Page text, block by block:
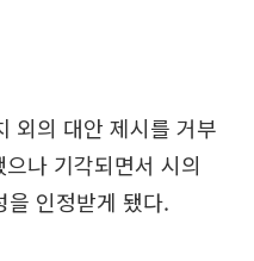
외의 대안 제시를 거부
나 기각되면서 시의
을 인정받게 됐다.